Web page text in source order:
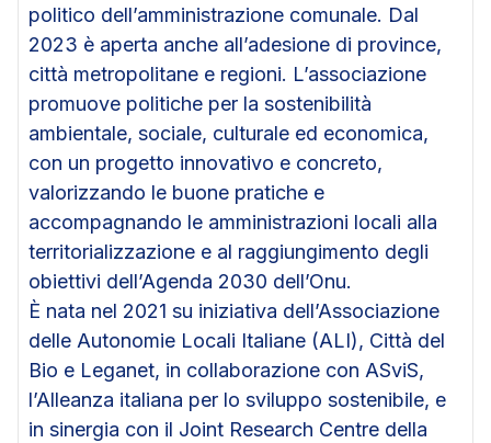
politico dell’amministrazione comunale. Dal
2023 è aperta anche all’adesione di province,
città metropolitane e regioni. L’associazione
promuove politiche per la sostenibilità
ambientale, sociale, culturale ed economica,
con un progetto innovativo e concreto,
valorizzando le buone pratiche e
accompagnando le amministrazioni locali alla
territorializzazione e al raggiungimento degli
obiettivi dell’Agenda 2030 dell’Onu.
È nata nel 2021 su iniziativa dell’Associazione
delle Autonomie Locali Italiane (ALI), Città del
Bio e Leganet, in collaborazione con ASviS,
l’Alleanza italiana per lo sviluppo sostenibile, e
in sinergia con il Joint Research Centre della